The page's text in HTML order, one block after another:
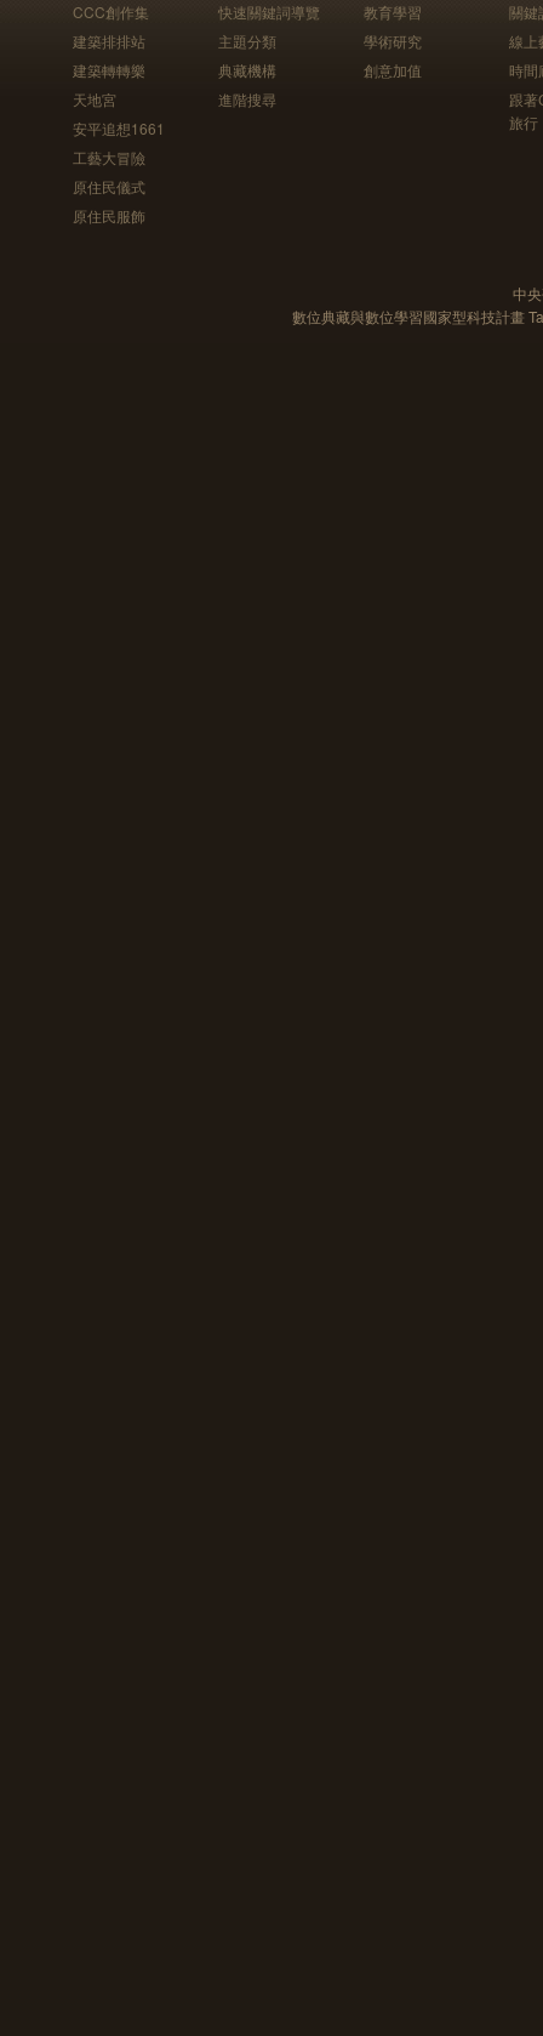
CCC創作集
建築排排站
建築轉轉樂
天地宮
安平追想1661
工藝大冒險
原住民儀式
原住民服飾
快速關鍵詞導覽
主題分類
典藏機構
進階搜尋
教育學習
學術研究
創意加值
關鍵
線上
時間
跟
旅行
中
數位典藏與數位學習國家型科技計畫